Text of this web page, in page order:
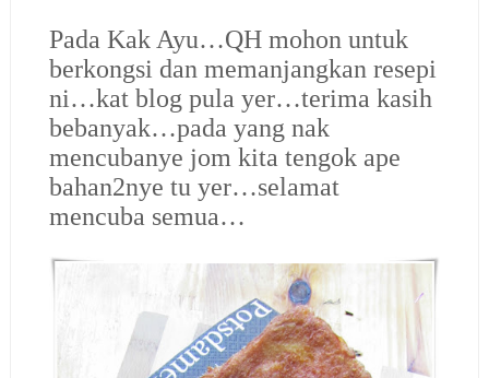
Pada Kak Ayu…QH mohon untuk
berkongsi dan memanjangkan resepi
ni…kat blog pula yer…terima kasih
bebanyak…pada yang nak
mencubanye jom kita tengok ape
bahan2nye tu yer…selamat
mencuba semua…